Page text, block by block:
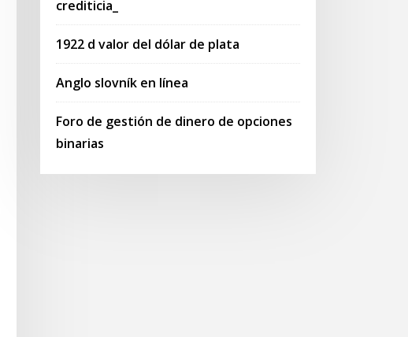
crediticia_
1922 d valor del dólar de plata
Anglo slovník en línea
Foro de gestión de dinero de opciones
binarias